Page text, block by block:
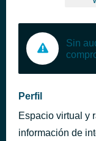
Sin
Perfil
Espacio virtual y
información de